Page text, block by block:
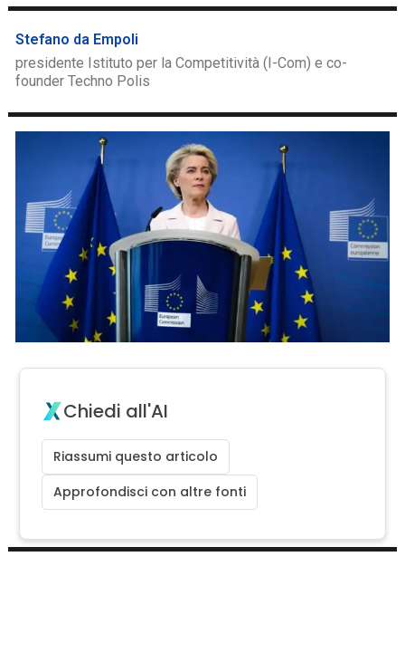
Stefano da Empoli
presidente Istituto per la Competitività (I-Com) e co-
founder Techno Polis
Chiedi all'AI
Riassumi questo articolo
Approfondisci con altre fonti